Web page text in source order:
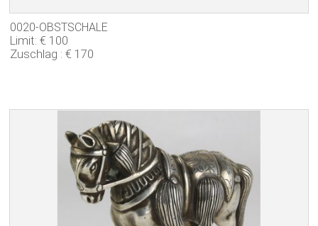
0020-OBSTSCHALE
Limit: € 100
Zuschlag : € 170